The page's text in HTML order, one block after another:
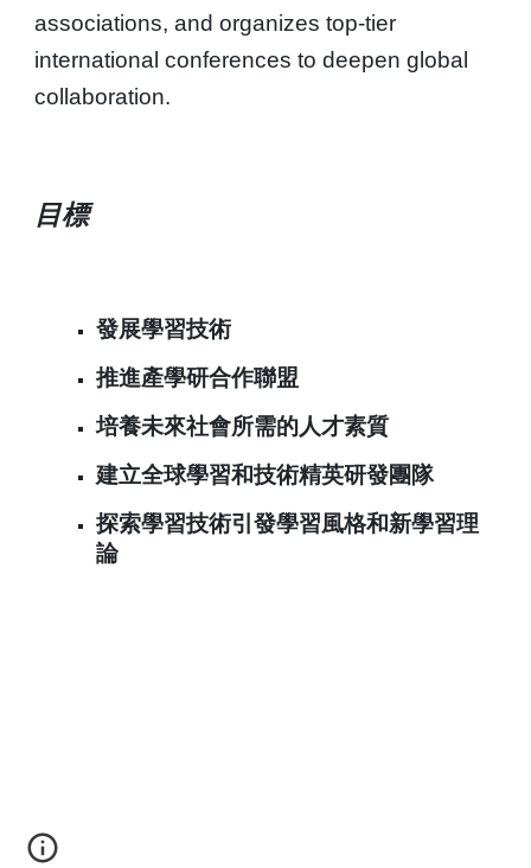
associations, and organizes top-tier
international conferences to deepen global
collaboration.
目標
發展學習技術
推進產學研合作聯盟
培養未來社會所需的人才素質
建立全球學習和技術精英研發團隊
探索學習技術引發學習風格和新學習理
論